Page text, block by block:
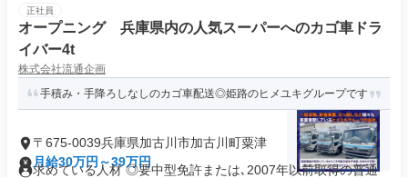
正社員
オープニング 兵庫県内の人気スーパーへのカゴ車ドラ
イバー4t
株式会社流通企画
手積み・手降ろしなしのカゴ車配送◎姫路のヒメユキグループです
〒675-0039兵庫県加古川市加古川町粟津
月給30万円～39万円
求めている人材 ◎要中型免許または､2007年以前取得の普通